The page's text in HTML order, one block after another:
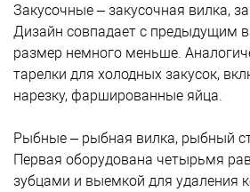
Закусочные – закусочная вилка,
Дизайн совпадает с предыдущим
размер немного меньше.
тарелки для холодных закусок,
нарезку, фаршированные яйца.
Рыбные – рыбная вилка, рыбный
Первая оборудована четырьмя
зубцами и выемкой для удаления